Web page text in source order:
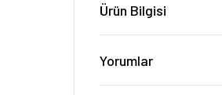
Ürün Bilgisi
Yorumlar